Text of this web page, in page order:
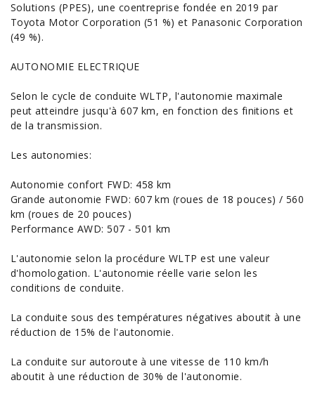
Solutions (PPES), une coentreprise fondée en 2019 par
Toyota Motor Corporation (51 %) et Panasonic Corporation
(49 %).
AUTONOMIE ELECTRIQUE
Selon le cycle de conduite WLTP, l'autonomie maximale
peut atteindre jusqu'à607 km, en fonction des finitions et
de la transmission.
Les autonomies:
Autonomie confort FWD: 458 km
Grande autonomie FWD: 607 km (roues de 18 pouces) / 560
km (roues de 20 pouces)
Performance AWD: 507 - 501 km
L'autonomie selon la procédure WLTP est une valeur
d'homologation. L'autonomie réelle varie selon les
conditions de conduite.
La conduite sous des températures négatives aboutit à une
réduction de 15% de l'autonomie.
La conduite sur autoroute à une vitesse de 110 km/h
aboutit à une réduction de 30% de l'autonomie.